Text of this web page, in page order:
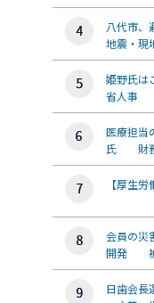
八代市
地震・現
姫野氏
省人事
医療担当
氏 財務
【厚生
会員の災
開発 被
日歯会